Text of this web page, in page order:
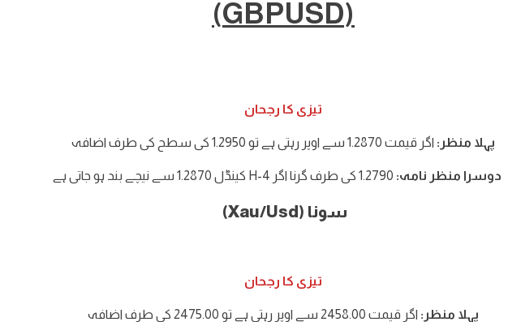
(GBPUSD)
تیزی کا رجحان
پہلا منظر: اگر قیمت 1.2870 سے اوپر رہتی ہے تو 1.2950 کی سطح کی طرف اضافہ
دوسرا منظر نامہ:
سونا (Xau/Usd)
تیزی کا رجحان
پہلا منظر: اگر قیمت 2458.00 سے اوپر رہتی ہے تو 2475.00 کی طرف اضافہ